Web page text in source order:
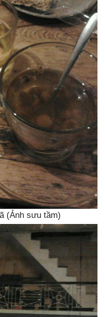
(Ảnh sưu tầm)